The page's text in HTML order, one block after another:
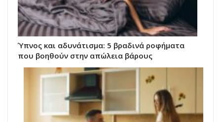
Ύπνος και αδυνάτισμα: 5 βραδινά ροφήματα
που βοηθούν στην απώλεια βάρους